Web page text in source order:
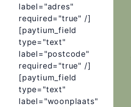
label="adres"
required="true" /]
[paytium_field
type="text"
label="postcode"
required="true" /]
[paytium_field
type="text"
label="woonplaats"